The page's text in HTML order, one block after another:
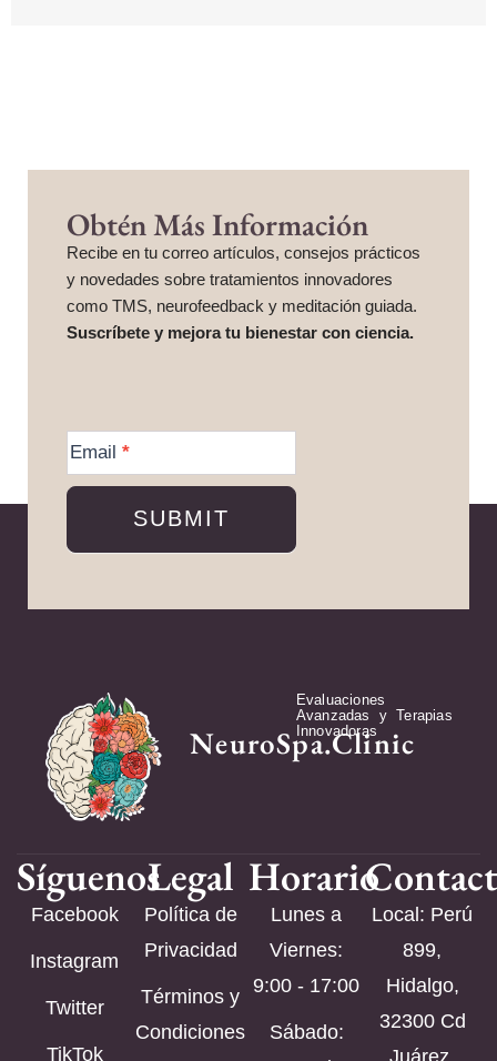
Obtén Más Información
Recibe en tu correo artículos, consejos prácticos
y novedades sobre tratamientos innovadores
como TMS, neurofeedback y meditación guiada.
Suscríbete y mejora tu bienestar con ciencia.
Information
Email *
SUBMIT
NeuroSpa.Clinic
Evaluaciones
Avanzadas y Terapias
Innovadoras
Síguenos
Facebook
Instagram
Twitter
TikTok
Legal
Política de
Privacidad
Términos y
Condiciones
Horario
Lunes a
Viernes:
9:00 - 17:00
Sábado:
Local: Perú
899,
Hidalgo,
32300 Cd
Juárez,